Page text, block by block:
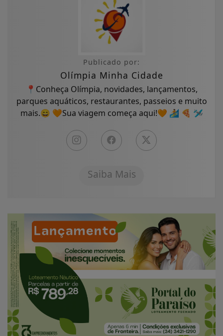
Publicado por:
Olímpia Minha Cidade
📍Conheça Olímpia, novidades, lançamentos,
parques aquáticos, restaurantes, passeios e muito
mais.😄 🧡Sua viagem começa aqui!🧡 🏄 🍕 🛩
Saiba Mais